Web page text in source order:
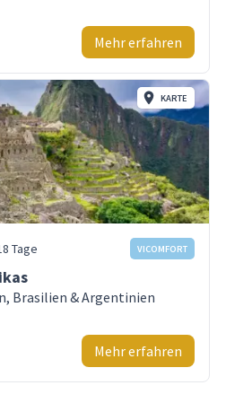
Mehr erfahren
KARTE
Tage VICOMFORT
Brasilien & Argentinien
Mehr erfahren